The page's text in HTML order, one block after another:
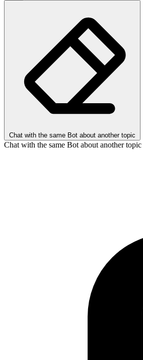
Chat with the same Bot about another topic
Chat with the same Bot about another topic